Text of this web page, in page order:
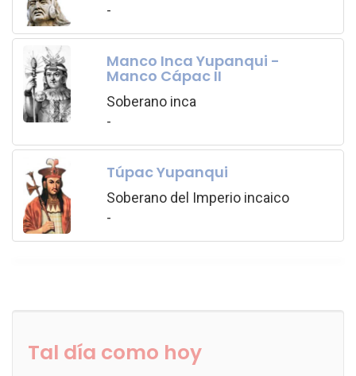
-
Manco Inca Yupanqui -
Manco Cápac II
Soberano inca
-
Túpac Yupanqui
Soberano del Imperio incaico
-
Tal día como hoy